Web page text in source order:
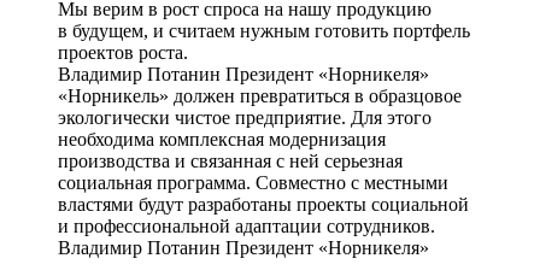
Мы верим в рост спроса на нашу продукцию
в будущем, и считаем нужным готовить портфель
проектов роста.
Владимир Потанин Президент «Норникеля»
«Норникель» должен превратиться в образцовое
экологически чистое предприятие. Для этого
необходима комплексная модернизация
производства и связанная с ней серьезная
социальная программа. Совместно с местными
властями будут разработаны проекты социальной
и профессиональной адаптации сотрудников.
Владимир Потанин Президент «Норникеля»